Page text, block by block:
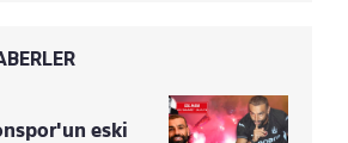
eski